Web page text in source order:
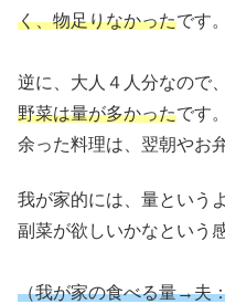
く、物足りなかったです。
逆に、大人４人分なので、
野菜は量が多かったです。
余った料理は、翌朝やお
我が家的には、量という
副菜が欲しいかなという
（我が家の食べる量→夫